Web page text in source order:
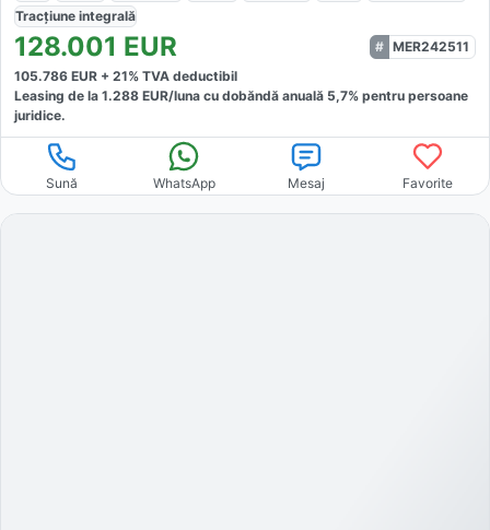
Tracțiune integrală
128.001 EUR
MER242511
105.786 EUR + 21% TVA deductibil
Leasing de la 1.288 EUR/luna cu dobăndă anuală 5,7% pentru persoane
juridice.
Sună WhatsApp Mesaj Favorite